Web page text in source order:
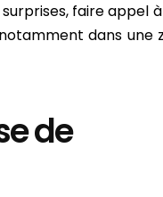
faire appel
dans une
de